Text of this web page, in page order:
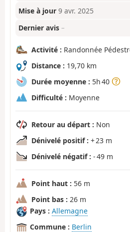
Mise à jour 9 avr. 2025
Dernier avis –
Activité : Randonnée
Distance : 19,70 km
Durée moyenne : 5h 40
Difficulté : Moyenne
Retour au départ : Non
Dénivelé positif : + 23 m
Dénivelé négatif : - 49 m
Point haut : 56 m
Point bas : 26 m
Pays : Allemagne
Commune : Berlin